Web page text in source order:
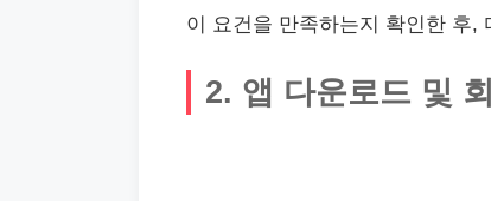
이 요건을 만족하는지 확인한 후,
2. 앱 다운로드 및